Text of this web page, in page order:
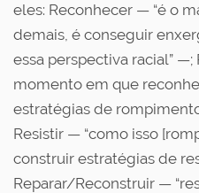
eles: Reconhecer — “é o
demais, é conseguir
essa perspectiva racial”
momento em que
estratégias de
Resistir — “como isso
construir estratégias de
Reparar/Reconstruir —